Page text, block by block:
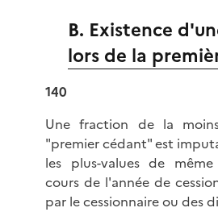
B. Existence
lors de la
140
Une fraction de la
"premier cédant" est
les plus-values de
cours de l'année de
par le cessionnaire ou des